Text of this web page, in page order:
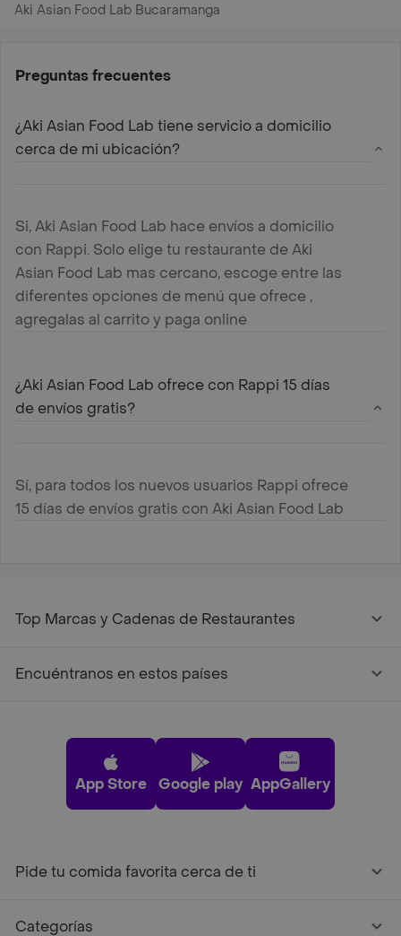
Aki Asian Food Lab Bucaramanga
Preguntas frecuentes
¿Aki Asian Food Lab tiene servicio a domicilio
cerca de mi ubicación?
Si, Aki Asian Food Lab hace envíos a domicilio
con Rappi. Solo elige tu restaurante de Aki
Asian Food Lab mas cercano, escoge entre las
diferentes opciones de menú que ofrece ,
agregalas al carrito y paga online
¿Aki Asian Food Lab ofrece con Rappi 15 días
de envíos gratis?
Sí, para todos los nuevos usuarios Rappi ofrece
15 días de envíos gratis con Aki Asian Food Lab
Top Marcas y Cadenas de Restaurantes
Encuéntranos en estos países
App Store Google play AppGallery
Pide tu comida favorita cerca de ti
Categorías